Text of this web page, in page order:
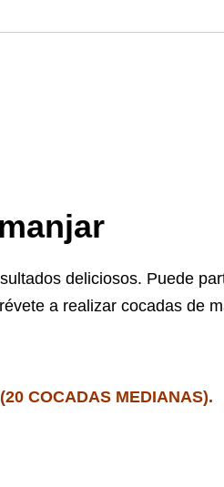
deliciosos. Puede
a realizar cocadas de
COCADAS MEDIANAS).